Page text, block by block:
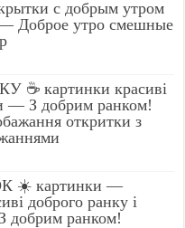
с добрым утром
Доброе утро смешные
☕ картинки красиві
— З добрим ранком!
откритки з
☀️ картинки —
доброго ранку і
добрим ранком!